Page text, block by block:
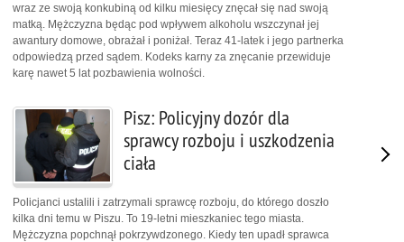
wraz ze swoją konkubiną od kilku miesięcy znęcał się nad swoją
matką. Mężczyzna będąc pod wpływem alkoholu wszczynał jej
awantury domowe, obrażał i poniżał. Teraz 41-latek i jego partnerka
odpowiedzą przed sądem. Kodeks karny za znęcanie przewiduje
karę nawet 5 lat pozbawienia wolności.
Pisz: Policyjny dozór dla
sprawcy rozboju i uszkodzenia
ciała
Policjanci ustalili i zatrzymali sprawcę rozboju, do którego doszło
kilka dni temu w Piszu. To 19-letni mieszkaniec tego miasta.
Mężczyzna popchnął pokrzywdzonego. Kiedy ten upadł sprawca